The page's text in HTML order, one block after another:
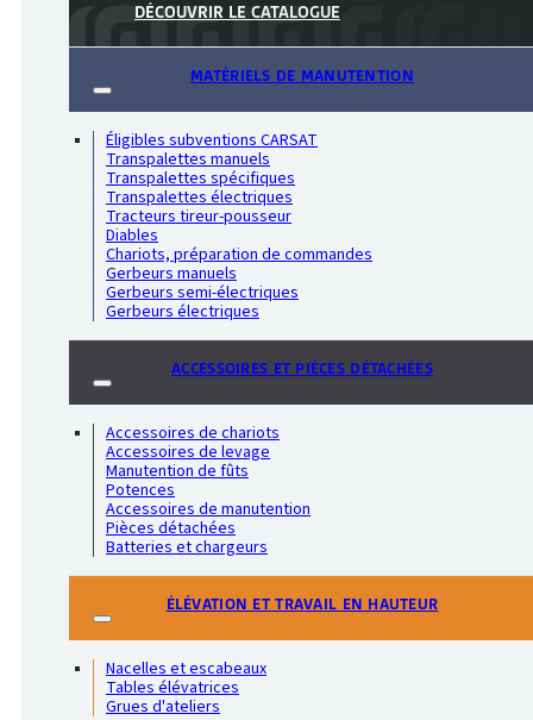
DÉCOUVRIR LE CATALOGUE
MATÉRIELS DE MANUTENTION
Éligibles subventions CARSAT
Transpalettes manuels
Transpalettes spécifiques
Transpalettes électriques
Tracteurs tireur-pousseur
Diables
Chariots, préparation de commandes
Gerbeurs manuels
Gerbeurs semi-électriques
Gerbeurs électriques
ACCESSOIRES ET PIÈCES DÉTACHÉES
Accessoires de chariots
Accessoires de levage
Manutention de fûts
Potences
Accessoires de manutention
Pièces détachées
Batteries et chargeurs
ÉLÉVATION ET TRAVAIL EN HAUTEUR
Nacelles et escabeaux
Tables élévatrices
Grues d'ateliers